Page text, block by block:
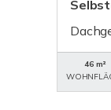
46 m²